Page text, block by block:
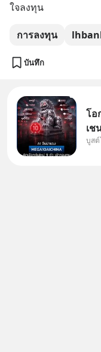
ใจลงทุน
การลงทุน
บันทึก
โอ
เช
✅
บูส